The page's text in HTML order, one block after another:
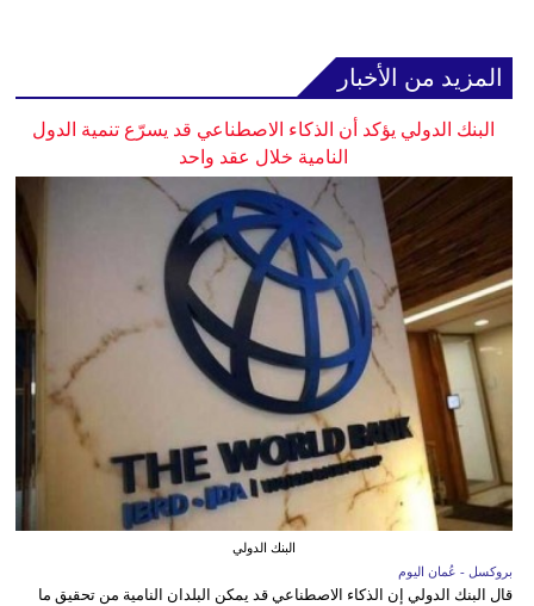
المزيد من الأخبار
البنك الدولي يؤكد أن الذكاء الاصطناعي قد يسرّع تنمية الدول
النامية خلال عقد واحد
البنك الدولي
بروكسل - عُمان اليوم
قال البنك الدولي إن الذكاء الاصطناعي قد يمكن البلدان النامية من تحقيق ما